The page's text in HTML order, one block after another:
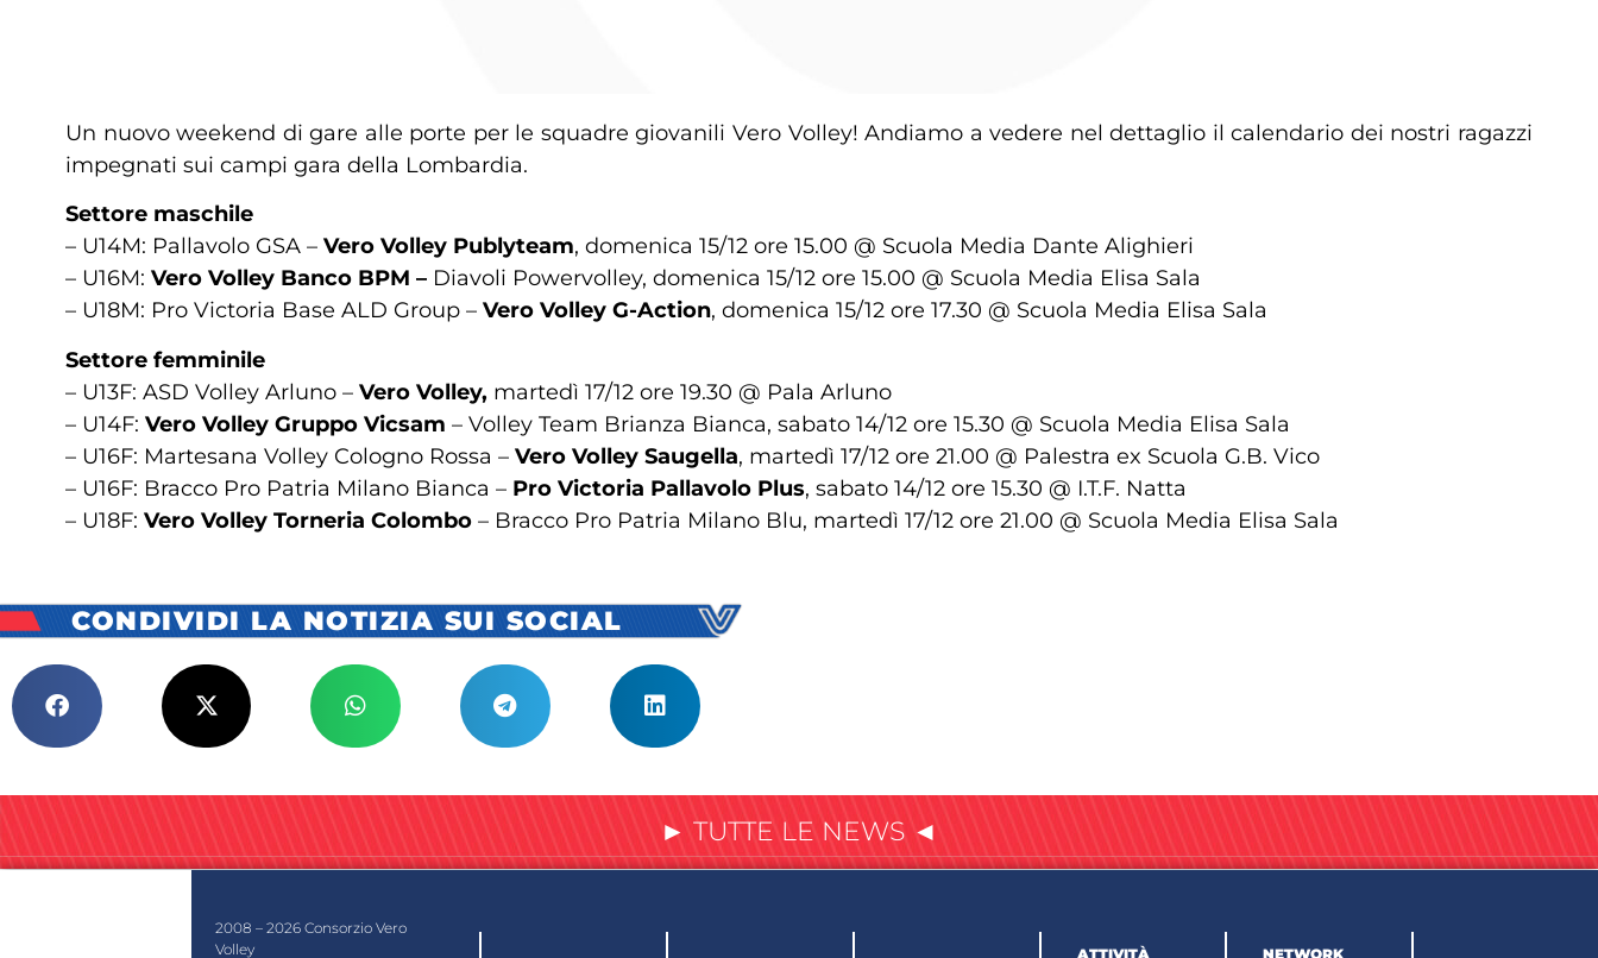
Un nuovo weekend di gare alle porte per le squadre giovanili Vero Volley! Andiamo a vedere nel dettaglio il calendario dei nostri ragazzi
impegnati sui campi gara della Lombardia.
Settore maschile
– U14M: Pallavolo GSA – Vero Volley Publyteam, domenica 15/12 ore 15.00 @ Scuola Media Dante Alighieri
– U16M: Vero Volley Banco BPM – Diavoli Powervolley, domenica 15/12 ore 15.00 @ Scuola Media Elisa Sala
– U18M: Pro Victoria Base ALD Group – Vero Volley G-Action, domenica 15/12 ore 17.30 @ Scuola Media Elisa Sala
Settore femminile
– U13F: ASD Volley Arluno – Vero Volley, martedì 17/12 ore 19.30 @ Pala Arluno
– U14F: Vero Volley Gruppo Vicsam – Volley Team Brianza Bianca, sabato 14/12 ore 15.30 @ Scuola Media Elisa Sala
– U16F: Martesana Volley Cologno Rossa – Vero Volley Saugella, martedì 17/12 ore 21.00 @ Palestra ex Scuola G.B. Vico
– U16F: Bracco Pro Patria Milano Bianca – Pro Victoria Pallavolo Plus, sabato 14/12 ore 15.30 @ I.T.F. Natta
– U18F: Vero Volley Torneria Colombo – Bracco Pro Patria Milano Blu, martedì 17/12 ore 21.00 @ Scuola Media Elisa Sala
CONDIVIDI LA NOTIZIA SUI SOCIAL
► TUTTE LE NEWS ◄
2008 – 2026 Consorzio Vero
Volley
ATTIVITÀ NETWORK